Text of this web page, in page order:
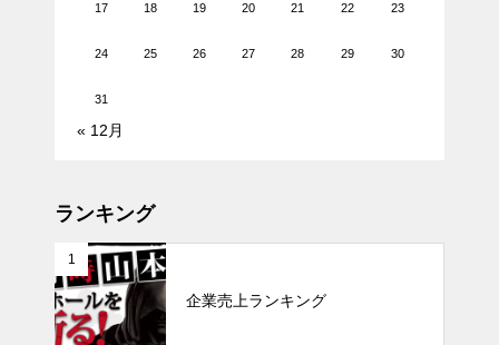
17 18 19 20 21 22 23
24 25 26 27 28 29 30
31
« 12月
ランキング
1
企業売上ランキング